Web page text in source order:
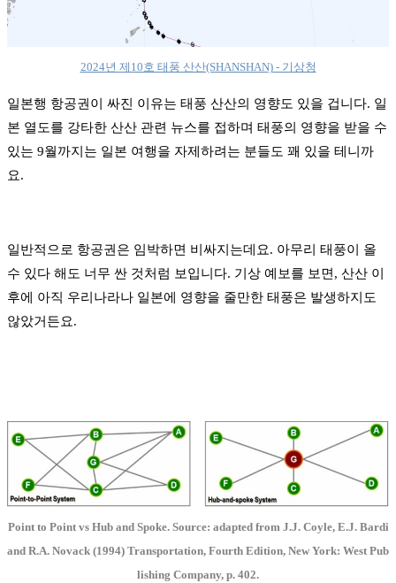
2024년 제10호 태풍 산산(SHANSHAN) - 기상청
일본행 항공권이 싸진 이유는 태풍 산산의 영향도 있을 겁니다. 일
본 열도를 강타한 산산 관련 뉴스를 접하며 태풍의 영향을 받을 수
있는 9월까지는 일본 여행을 자제하려는 분들도 꽤 있을 테니까
요.
일반적으로 항공권은 임박하면 비싸지는데요. 아무리 태풍이 올
수 있다 해도 너무 싼 것처럼 보입니다. 기상 예보를 보면, 산산 이
후에 아직 우리나라나 일본에 영향을 줄만한 태풍은 발생하지도
않았거든요.
Point to Point vs Hub and Spoke. Source: adapted from J.J. Coyle, E.J. Bardi
and R.A. Novack (1994) Transportation, Fourth Edition, New York: West Pub
lishing Company, p. 402.